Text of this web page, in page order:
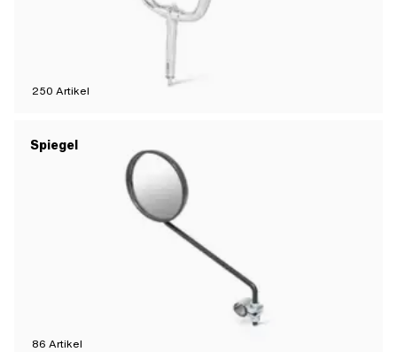
250 Artikel
Spiegel
86 Artikel